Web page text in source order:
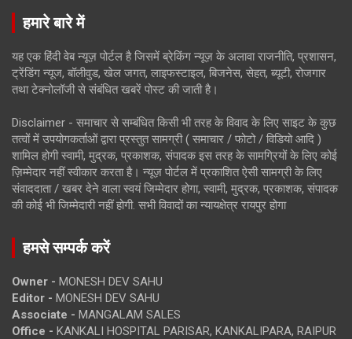
हमारे बारे में
यह एक हिंदी वेब न्यूज़ पोर्टल है जिसमें ब्रेकिंग न्यूज़ के अलावा राजनीति, प्रशासन,
ट्रेंडिंग न्यूज, बॉलीवुड, खेल जगत, लाइफस्टाइल, बिजनेस, सेहत, ब्यूटी, रोजगार
तथा टेक्नोलॉजी से संबंधित खबरें पोस्ट की जाती है।
Disclaimer - समाचार से सम्बंधित किसी भी तरह के विवाद के लिए साइट के कुछ
तत्वों में उपयोगकर्ताओं द्वारा प्रस्तुत सामग्री ( समाचार / फोटो / विडियो आदि )
शामिल होगी स्वामी, मुद्रक, प्रकाशक, संपादक इस तरह के सामग्रियों के लिए कोई
ज़िम्मेदार नहीं स्वीकार करता है। न्यूज़ पोर्टल में प्रकाशित ऐसी सामग्री के लिए
संवाददाता / खबर देने वाला स्वयं जिम्मेदार होगा, स्वामी, मुद्रक, प्रकाशक, संपादक
की कोई भी जिम्मेदारी नहीं होगी. सभी विवादों का न्यायक्षेत्र रायपुर होगा
हमसे सम्पर्क करें
Owner - MONESH DEV SAHU
Editor - MONESH DEV SAHU
Associate - MANGALAM SALES
Office - KANKALI HOSPITAL PARISAR, KANKALIPARA, RAIPUR